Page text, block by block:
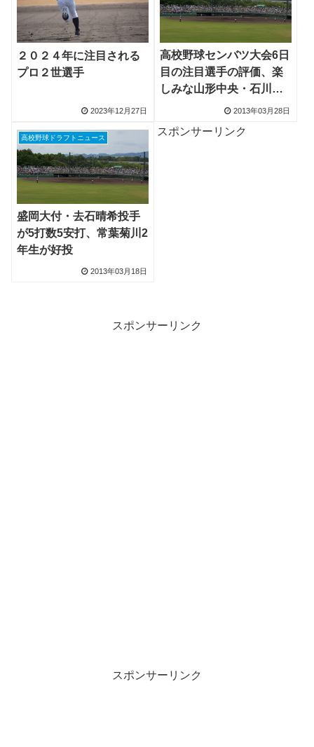
２０２４年に注目される
プロ２世選手
2023年12月27日
高校野球センバツ大会6日
目の注目選手の評価、楽
しみな山形中央・石川直
也投手、常葉菊川・渡辺
2013年03月28日
高校野球ドラフトニュース
盛岡大付・去石晴希投手
が5打数5安打、常葉菊川2
年生が好投
2013年03月18日
スポンサーリンク
スポンサーリンク
スポンサーリンク